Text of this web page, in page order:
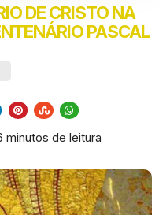
DE CRISTO NA
PASCAL
minutos de leitura